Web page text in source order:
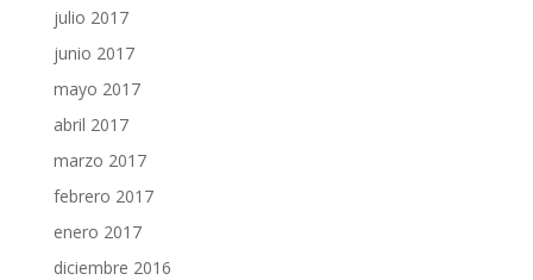
julio 2017
junio 2017
mayo 2017
abril 2017
marzo 2017
febrero 2017
enero 2017
diciembre 2016